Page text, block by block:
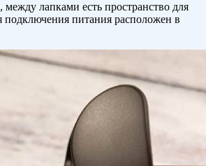
между лапками есть пространство для
подключения питания расположен в